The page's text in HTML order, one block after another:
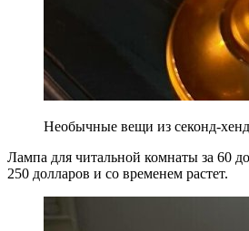
Необычные вещи из секонд-
Лампа для читальной комнаты за 60
250 долларов и со временем растет.